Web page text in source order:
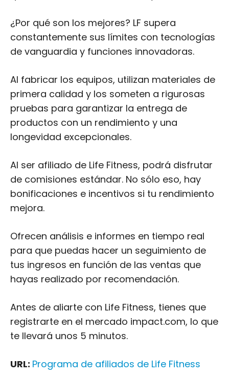
Al fabricar los equipos, utilizan materiales de
primera calidad y los someten a rigurosas
pruebas para garantizar la entrega de
productos con un rendimiento y una
longevidad excepcionales.
Al ser afiliado de Life Fitness, podrá disfrutar
de comisiones estándar. No sólo eso, hay
bonificaciones e incentivos si tu rendimiento
mejora.
Ofrecen análisis e informes en tiempo real
para que puedas hacer un seguimiento de
tus ingresos en función de las ventas que
hayas realizado por recomendación.
Antes de aliarte con Life Fitness, tienes que
registrarte en el mercado impact.com, lo que
te llevará unos 5 minutos.
URL: Programa de afiliados de Life Fitness
Tasa de comisión: 8%
Cookie Duración: 30 días